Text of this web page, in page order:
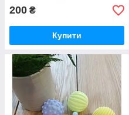
200 ₴
Купити